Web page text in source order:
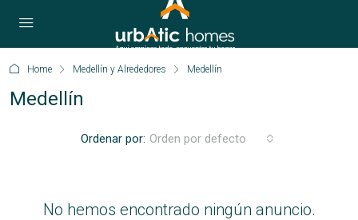
Home Medellín y Alrededores Medellín
Medellín
Ordenar por: Orden por defecto
No hemos encontrado ningún anuncio.